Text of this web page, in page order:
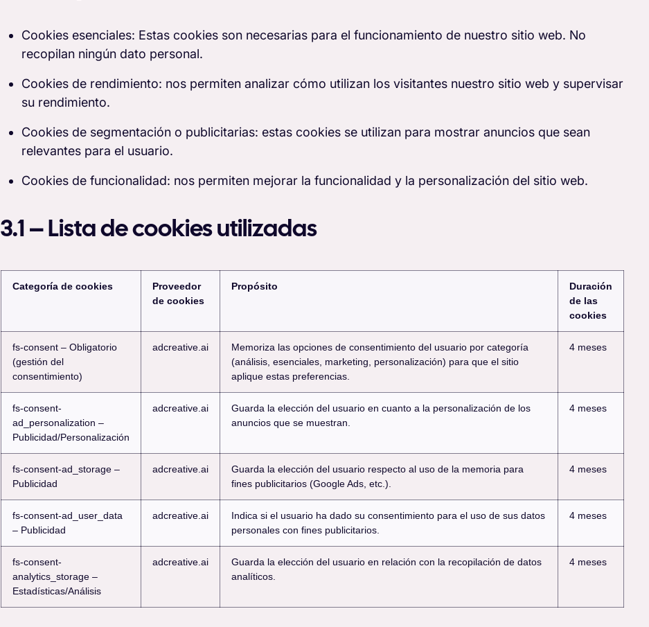
Cookies esenciales: Estas cookies son necesarias para el funcionamiento de nuestro sitio web. No
recopilan ningún dato personal.
Cookies de rendimiento: nos permiten analizar cómo utilizan los visitantes nuestro sitio web y supervisar
su rendimiento.
Cookies de segmentación o publicitarias: estas cookies se utilizan para mostrar anuncios que sean
relevantes para el usuario.
Cookies de funcionalidad: nos permiten mejorar la funcionalidad y la personalización del sitio web.
3.1 – Lista de cookies utilizadas
Categoría de cookies
Proveedor
de cookies
Propósito
Duración
de las
cookies
fs-consent – Obligatorio
(gestión del
consentimiento)
adcreative.ai
Memoriza las opciones de consentimiento del usuario por categoría
(análisis, esenciales, marketing, personalización) para que el sitio
aplique estas preferencias.
4 meses
fs-consent-
ad_personalization –
Publicidad/Personalización
adcreative.ai
Guarda la elección del usuario en cuanto a la personalización de los
anuncios que se muestran.
4 meses
fs-consent-ad_storage –
Publicidad
adcreative.ai
Guarda la elección del usuario respecto al uso de la memoria para
fines publicitarios (Google Ads, etc.).
4 meses
fs-consent-ad_user_data
– Publicidad
adcreative.ai
Indica si el usuario ha dado su consentimiento para el uso de sus datos
personales con fines publicitarios.
4 meses
fs-consent-
analytics_storage –
Estadísticas/Análisis
adcreative.ai
Guarda la elección del usuario en relación con la recopilación de datos
analíticos.
4 meses